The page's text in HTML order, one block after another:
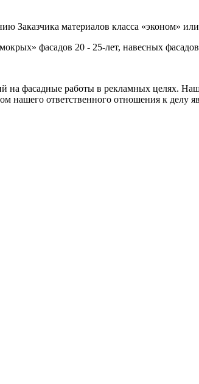
Заказчика материалов класса «эконом»
фасадов 20 - 25-лет, навесных
фасадные работы в рекламных целях.
ответственного отношения к делу